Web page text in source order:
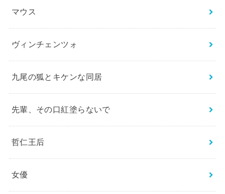
マウス
ヴィンチェンツォ
九尾の狐とキケンな同居
先輩、その口紅塗らないで
哲仁王后
女優